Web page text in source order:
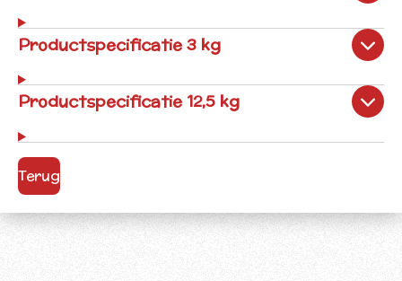
Productspecificatie 3 kg
Productspecificatie 12,5 kg
Terug